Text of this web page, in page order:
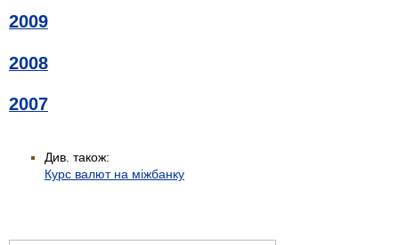
2009
2008
2007
Див. також:
Курс валют на міжбанку